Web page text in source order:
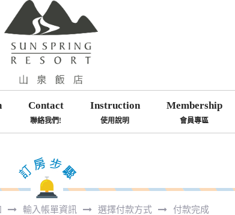
Contact
聯絡我們!
Instruction
使用說明
Membership
會員專區
輸入帳單資訊 選擇付款方式 付款完成